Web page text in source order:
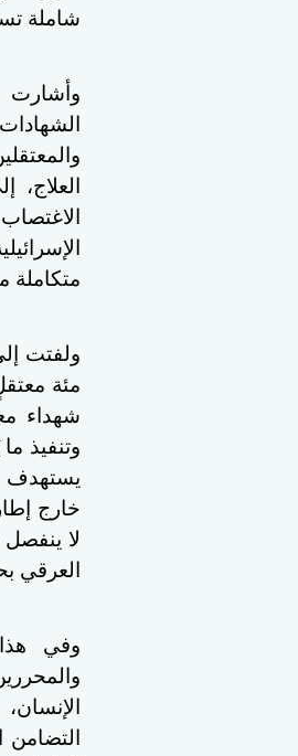
شاملة
متكاملة
ولفتت
شهداء
وتنفيذ
يستهدف
خارج
لا ينفصل
العرقي
وفي